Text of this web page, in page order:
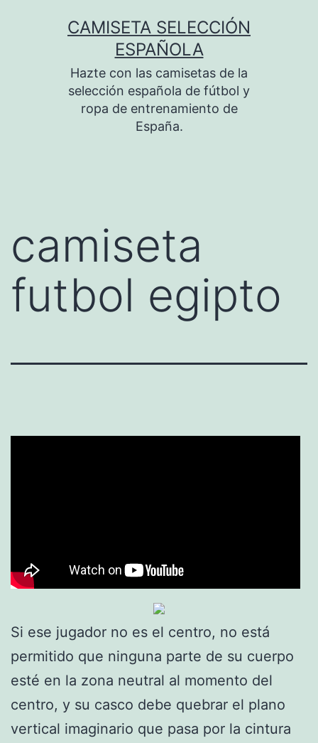
CAMISETA SELECCIÓN
ESPAÑOLA
Hazte con las camisetas de la
selección española de fútbol y
ropa de entrenamiento de
España.
camiseta
futbol egipto
Si ese jugador no es el centro, no está
permitido que ninguna parte de su cuerpo
esté en la zona neutral al momento del
centro, y su casco debe quebrar el plano
vertical imaginario que pasa por la cintura